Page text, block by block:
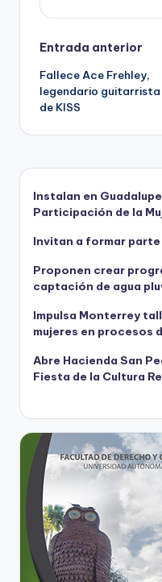
de
entradas
Entrada anterior
Fallece Ace Frehley,
legendario guitarrista
de KISS
Instalan en
Participación de la
Invitan a formar parte
Proponen crear
captación de agua
Impulsa Monterrey
mujeres en procesos
Abre Hacienda San
Fiesta de la Cultura